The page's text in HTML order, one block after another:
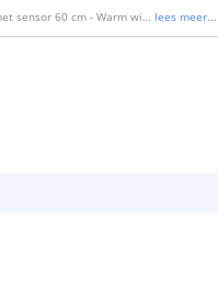
sensor 60 cm - Warm wit l lees meer...